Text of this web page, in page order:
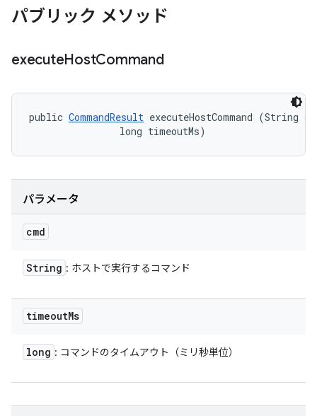
パブリック メソッド
executeHostCommand
public CommandResult executeHostCommand (String
                long timeoutMs)
パラメータ
cmd
String : ホストで実行するコマンド
timeoutMs
long : コマンドのタイムアウト（ミリ秒単位）